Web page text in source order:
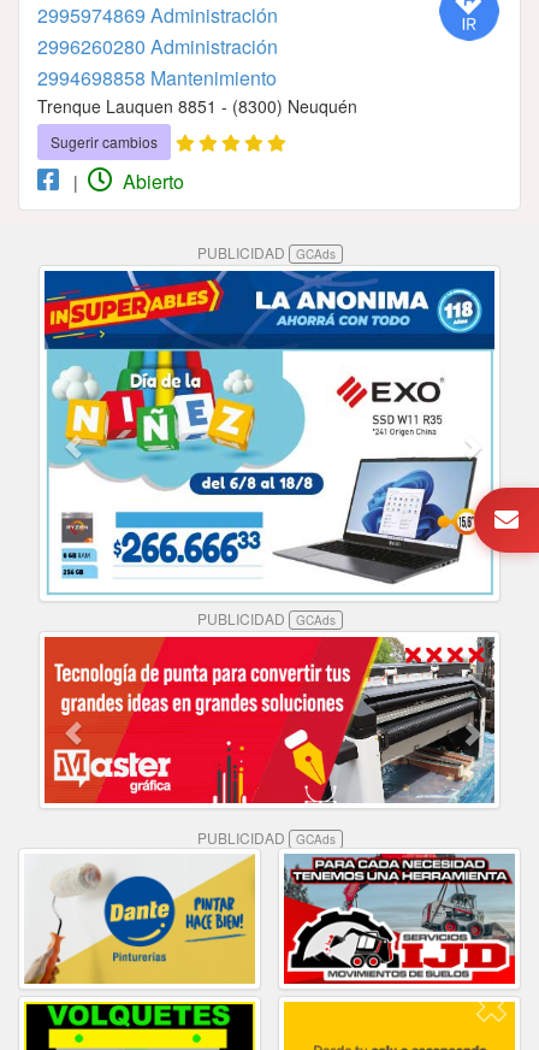
2995974869 Administración
2996260280 Administración
2994698858 Mantenimiento
Trenque Lauquen 8851 - (8300) Neuquén
Sugerir cambios
| Abierto
PUBLICIDAD GCAds
PUBLICIDAD GCAds
PUBLICIDAD GCAds